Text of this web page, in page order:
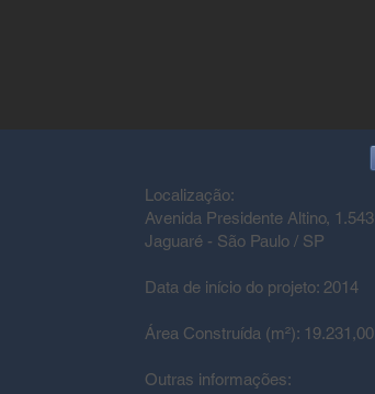
Localização:
Avenida Presidente Altino, 1.543
Jaguaré - São Paulo / SP
Data de início do projeto: 2014
Área Construída (m²): 19.231,00
Outras informações: